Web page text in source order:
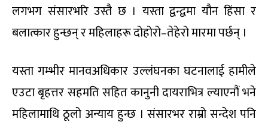
लगभग संसारभरि उस्तै छ । यस्ता द्वन्द्वमा यौन हिंसा र
बलात्कार हुन्छन् र महिलाहरू दोहोरो–तेहेरो मारमा पर्छन् ।
यस्ता गम्भीर मानवअधिकार उल्लंघनका घटनालाई हामीले
एउटा बृहत्तर सहमति सहित कानुनी दायराभित्र ल्याएनौं भने
महिलामाथि ठूलो अन्याय हुन्छ । संसारभर राम्रो सन्देश पनि